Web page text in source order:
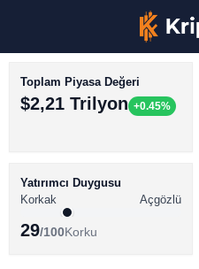
BİTCOİN HABERLERİ
ALTCOİN HABERLERİ
Toplam Piyasa Değeri
$2,21 Trilyon +0.45%
Yatırımcı Duygusu
Korkak
Açgözlü
29/100Korku